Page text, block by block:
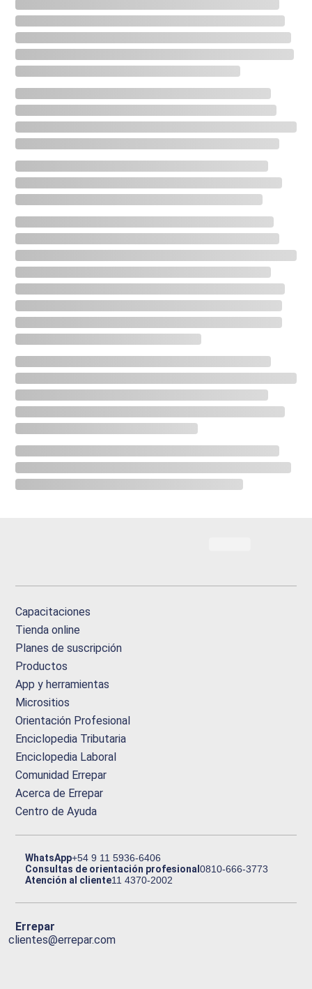
Capacitaciones
Tienda online
Planes de suscripción
Productos
App y herramientas
Micrositios
Orientación Profesional
Enciclopedia Tributaria
Enciclopedia Laboral
Comunidad Errepar
Acerca de Errepar
Centro de Ayuda
WhatsApp+54 9 11 5936-6406
Consultas de orientación profesional0810-666-3773
Atención al cliente11 4370-2002
Errepar
clientes@errepar.com